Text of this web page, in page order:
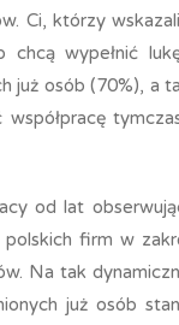
Ci, którzy
wypełnić
już osób (70%), a
współpracę
od lat
polskich firm w
Na tak
już osób